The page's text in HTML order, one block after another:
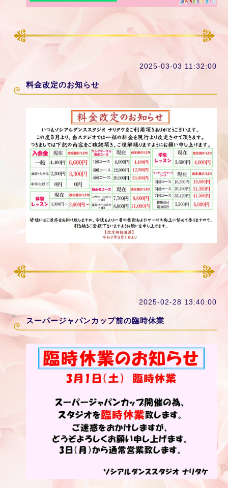
2025-03-03 11:32:00
料金改定のお知らせ
2025-02-28 13:40:00
スーパージャパンカップ前の臨時休業